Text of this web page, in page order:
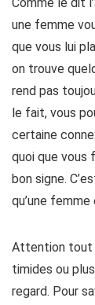
une femme
que vous lui
on trouve
rend pas
le fait, vous
certaine
quoi que vous
bon signe.
qu’une
Attention tout
timides ou
regard. Pour